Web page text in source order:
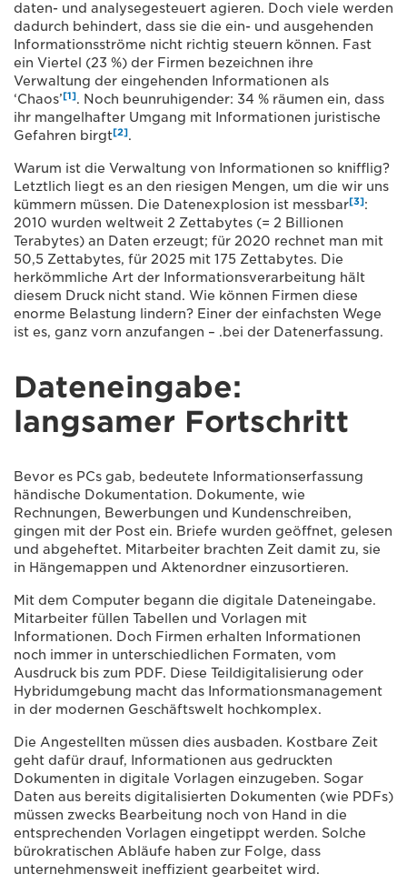
daten- und analysegesteuert agieren. Doch viele werden
dadurch behindert, dass sie die ein- und ausgehenden
Informationsströme nicht richtig steuern können. Fast
ein Viertel (23 %) der Firmen bezeichnen ihre
Verwaltung der eingehenden Informationen als
‘Chaos’[1]. Noch beunruhigender: 34 % räumen ein, dass
ihr mangelhafter Umgang mit Informationen juristische
Gefahren birgt[2].
Warum ist die Verwaltung von Informationen so knifflig?
Letztlich liegt es an den riesigen Mengen, um die wir uns
kümmern müssen. Die Datenexplosion ist messbar[3]:
2010 wurden weltweit 2 Zettabytes (= 2 Billionen
Terabytes) an Daten erzeugt; für 2020 rechnet man mit
50,5 Zettabytes, für 2025 mit 175 Zettabytes. Die
herkömmliche Art der Informationsverarbeitung hält
diesem Druck nicht stand. Wie können Firmen diese
enorme Belastung lindern? Einer der einfachsten Wege
ist es, ganz vorn anzufangen – .bei der Datenerfassung.
Dateneingabe:
langsamer Fortschritt
Bevor es PCs gab, bedeutete Informationserfassung
händische Dokumentation. Dokumente, wie
Rechnungen, Bewerbungen und Kundenschreiben,
gingen mit der Post ein. Briefe wurden geöffnet, gelesen
und abgeheftet. Mitarbeiter brachten Zeit damit zu, sie
in Hängemappen und Aktenordner einzusortieren.
Mit dem Computer begann die digitale Dateneingabe.
Mitarbeiter füllen Tabellen und Vorlagen mit
Informationen. Doch Firmen erhalten Informationen
noch immer in unterschiedlichen Formaten, vom
Ausdruck bis zum PDF. Diese Teildigitalisierung oder
Hybridumgebung macht das Informationsmanagement
in der modernen Geschäftswelt hochkomplex.
Die Angestellten müssen dies ausbaden. Kostbare Zeit
geht dafür drauf, Informationen aus gedruckten
Dokumenten in digitale Vorlagen einzugeben. Sogar
Daten aus bereits digitalisierten Dokumenten (wie PDFs)
müssen zwecks Bearbeitung noch von Hand in die
entsprechenden Vorlagen eingetippt werden. Solche
bürokratischen Abläufe haben zur Folge, dass
unternehmensweit ineffizient gearbeitet wird.